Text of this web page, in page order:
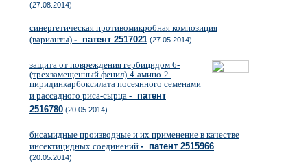
(27.08.2014)
синергетическая противомикробная композиция
(варианты) - патент 2517021 (27.05.2014)
защита от повреждения гербицидом 6-
(трехзамещенный фенил)-4-амино-2-
пиридинкарбоксилата посеянного семенами
и рассадного риса-сырца - патент
2516780 (20.05.2014)
бисамидные производные и их применение в качестве
инсектицидных соединений - патент 2515966
(20.05.2014)